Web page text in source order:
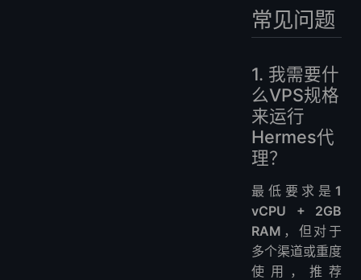
常见问题
1. 我需要什
么VPS规格
来运行
Hermes代
理？
最低要求是 1
vCPU + 2GB
RAM ，但对于
多个渠道或重度
使用，推荐